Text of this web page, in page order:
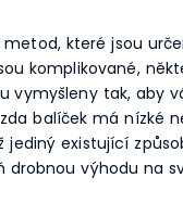
které jsou
komplikované,
vymyšleny tak, aby
balíček má nízké
jediný existující
drobnou výhodu na